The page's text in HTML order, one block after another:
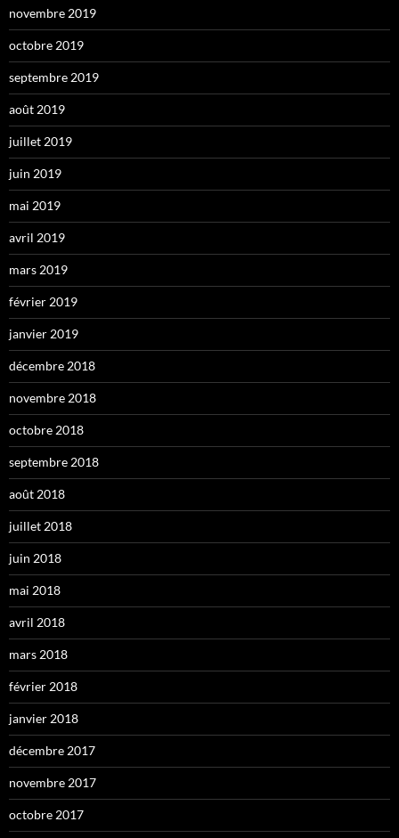
novembre 2019
octobre 2019
septembre 2019
août 2019
juillet 2019
juin 2019
mai 2019
avril 2019
mars 2019
février 2019
janvier 2019
décembre 2018
novembre 2018
octobre 2018
septembre 2018
août 2018
juillet 2018
juin 2018
mai 2018
avril 2018
mars 2018
février 2018
janvier 2018
décembre 2017
novembre 2017
octobre 2017